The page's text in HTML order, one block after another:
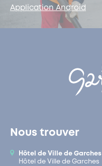
Application Android
Nous trouver
Hôtel de Ville de Garches
Hôtel de Ville de Garches